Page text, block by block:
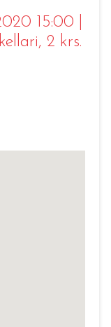
15:00
2 krs.